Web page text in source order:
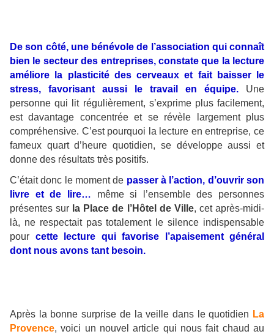
De son côté, une bénévole de l’association qui connaît
bien le secteur des entreprises, constate que la lecture
améliore la plasticité des cerveaux et fait baisser le
stress, favorisant aussi le travail en équipe. Une
personne qui lit régulièrement, s’exprime plus facilement,
est davantage concentrée et se révèle largement plus
compréhensive. C’est pourquoi la lecture en entreprise, ce
fameux quart d’heure quotidien, se développe aussi et
donne des résultats très positifs.
C’était donc le moment de passer à l’action, d’ouvrir son
livre et de lire… même si l’ensemble des personnes
présentes sur la Place de l’Hôtel de Ville, cet après-midi-
là, ne respectait pas totalement le silence indispensable
pour cette lecture qui favorise l’apaisement général
dont nous avons tant besoin.
Après la bonne surprise de la veille dans le quotidien La
Provence, voici un nouvel article qui nous fait chaud au